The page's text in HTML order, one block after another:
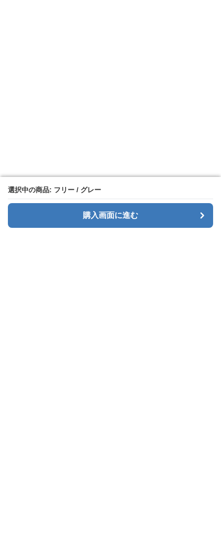
選択中の商品: フリー / グレー
購入画面に進む
選択中の商品: フリー / グレー
購入画面に進む